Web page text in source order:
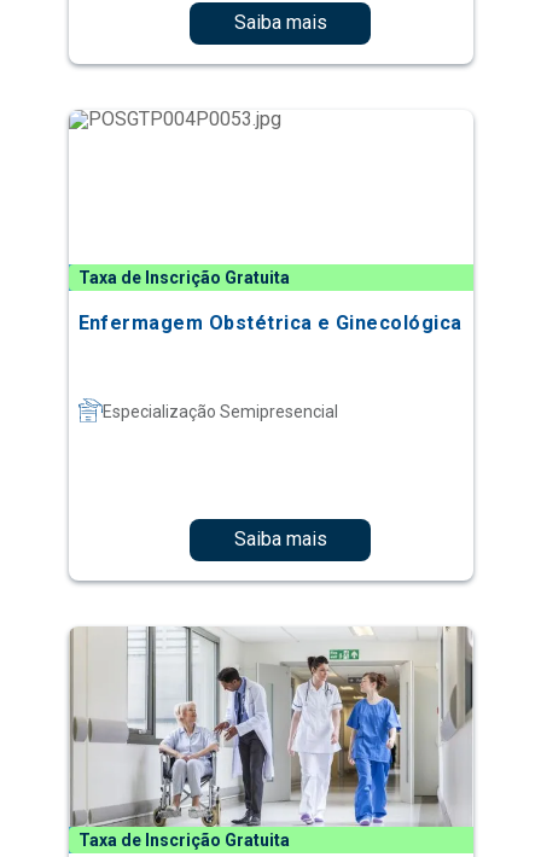
Saiba mais
Taxa de Inscrição Gratuita
Enfermagem Obstétrica e Ginecológica
Especialização Semipresencial
Saiba mais
Taxa de Inscrição Gratuita